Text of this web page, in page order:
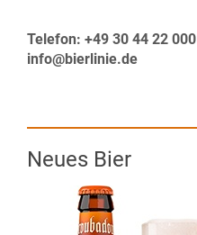
Telefon: +49 30 44 22 000
info@bierlinie.de
Neues Bier